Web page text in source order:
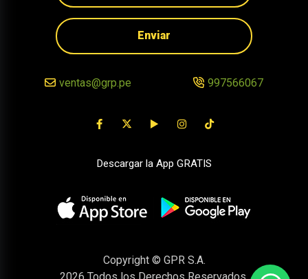
Enviar
ventas@grp.pe 997566067
Descargar la App GRATIS
Copyright © GPR S.A.